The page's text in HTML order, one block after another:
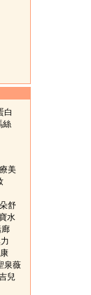
白
絲
美
舒
水
廊
泉薇
兒